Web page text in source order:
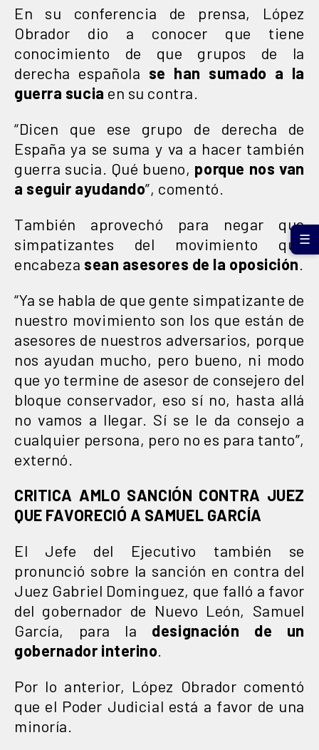
En su conferencia de prensa, López
Obrador dio a conocer que tiene
conocimiento de que grupos de la
derecha española se han sumado a la
guerra sucia en su contra.
“Dicen que ese grupo de derecha de
España ya se suma y va a hacer también
guerra sucia. Qué bueno, porque nos van
a seguir ayudando”, comentó.
También aprovechó para negar que
simpatizantes del movimiento que
encabeza sean asesores de la oposición
“Ya se habla de que gente simpatizante de
nuestro movimiento son los que están de
asesores de nuestros adversarios, porque
nos ayudan mucho, pero bueno, ni modo
que yo termine de asesor de consejero del
bloque conservador, eso sí no, hasta allá
no vamos a llegar. Sí se le da consejo a
cualquier persona, pero no es para tanto”,
externó.
CRITICA AMLO SANCIÓN CONTRA JUEZ
QUE FAVORECIÓ A SAMUEL GARCÍA
El Jefe del Ejecutivo también se
pronunció sobre la sanción en contra del
Juez Gabriel Dominguez, que falló a favor
del gobernador de Nuevo León, Samuel
García, para la designación de un
gobernador interino
Por lo anterior, López Obrador comentó
que el Poder Judicial está a favor de una
minoría.
☰